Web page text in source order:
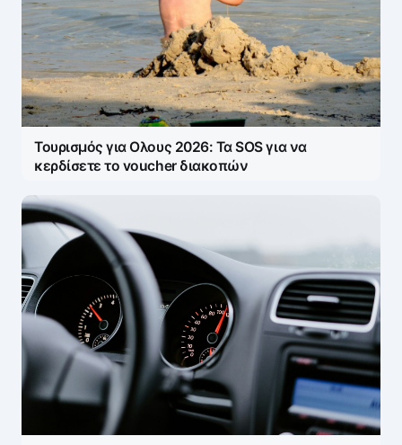
Τουρισμός για Ολους 2026: Τα SOS για να
κερδίσετε το voucher διακοπών